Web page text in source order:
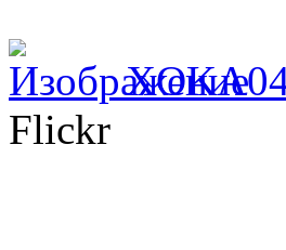
Flickr